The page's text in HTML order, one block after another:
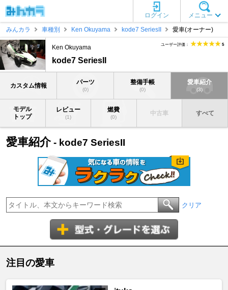
メニュー
ログイン
みんカラ
車種別 Ken Okuyama kode7 SeriesII 愛車(オーナー)
Ken Okuyama
kode7 SeriesII
ユーザー評価： 5
カスタム情報 パーツ
(0)
整備手帳
(0)
愛車紹介
(3)
モデル
トップ
レビュー
(1)
燃費
(0)
中古車 すべて
愛車紹介- kode7 SeriesII
クリア
注目の愛車